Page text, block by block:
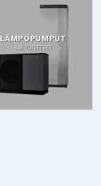
LÄMPÖPUMPUT
348 TUOTTEET